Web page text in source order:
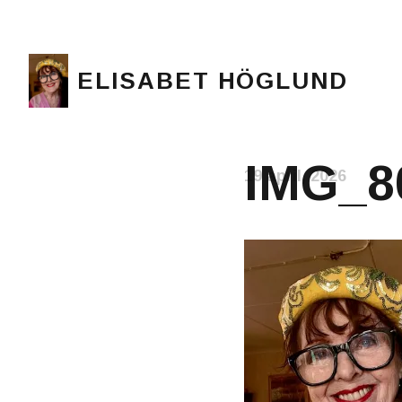
ELISABET HÖGLUND
19 april, 2026